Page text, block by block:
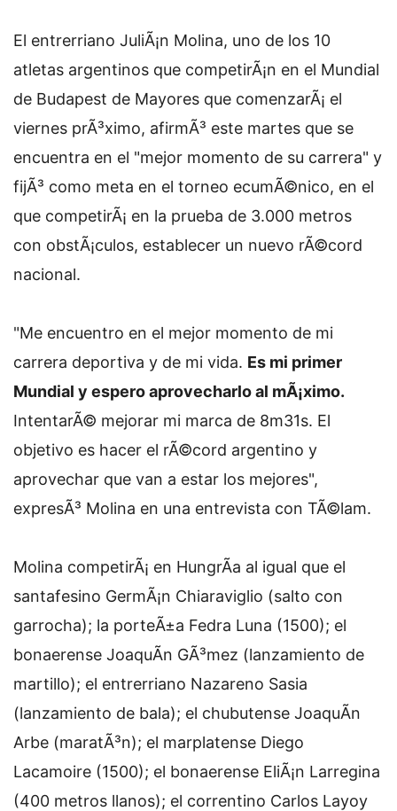
El entrerriano JuliÃ¡n Molina, uno de los 10
atletas argentinos que competirÃ¡n en el Mundial
de Budapest de Mayores que comenzarÃ¡ el
viernes prÃ³ximo, afirmÃ³ este martes que se
encuentra en el "mejor momento de su carrera" y
fijÃ³ como meta en el torneo ecumÃ©nico, en el
que competirÃ¡ en la prueba de 3.000 metros
con obstÃ¡culos, establecer un nuevo rÃ©cord
nacional.
"Me encuentro en el mejor momento de mi
carrera deportiva y de mi vida. Es mi primer
Mundial y espero aprovecharlo al mÃ¡ximo.
IntentarÃ© mejorar mi marca de 8m31s. El
objetivo es hacer el rÃ©cord argentino y
aprovechar que van a estar los mejores",
expresÃ³ Molina en una entrevista con TÃ©lam.
Molina competirÃ¡ en HungrÃ­a al igual que el
santafesino GermÃ¡n Chiaraviglio (salto con
garrocha); la porteÃ±a Fedra Luna (1500); el
bonaerense JoaquÃ­n GÃ³mez (lanzamiento de
martillo); el entrerriano Nazareno Sasia
(lanzamiento de bala); el chubutense JoaquÃ­n
Arbe (maratÃ³n); el marplatense Diego
Lacamoire (1500); el bonaerense EliÃ¡n Larregina
(400 metros llanos); el correntino Carlos Layoy